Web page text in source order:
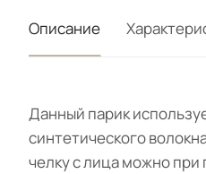
Описание
Данный парик
синтетического
челку с лица можно